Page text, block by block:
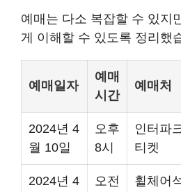
예매는 다소 복잡할 수 있지
게 이해할 수 있도록 정리했
예매일자
예매
시간
예매처
2024년 4
월 10일
오후
8시
인터파
티켓
2024년 4
오전
휠체어